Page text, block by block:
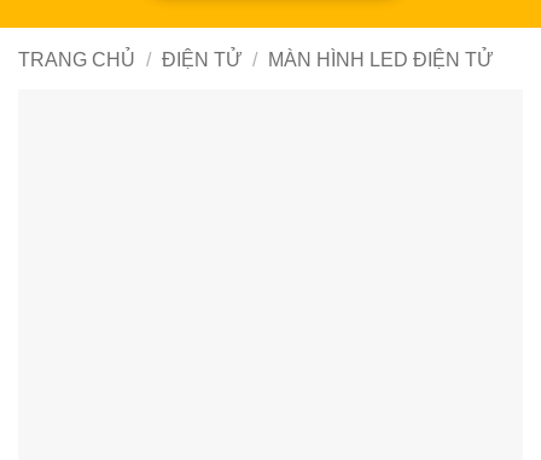
TRANG CHỦ / ĐIỆN TỬ / MÀN HÌNH LED ĐIỆN TỬ